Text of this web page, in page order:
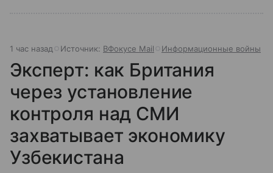
1 час назад Источник: ВФокусе Mail Информационные войны
Эксперт: как Британия
через установление
контроля над СМИ
захватывает экономику
Узбекистана